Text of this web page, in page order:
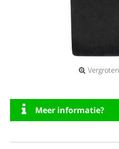
Vergroten
Meer informatie?